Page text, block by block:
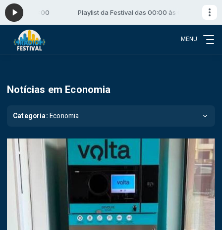
às 06:00 Playlist da Festival das 00:00 às 06:00
MENU
Notícias em Economia
Categoria: Economia